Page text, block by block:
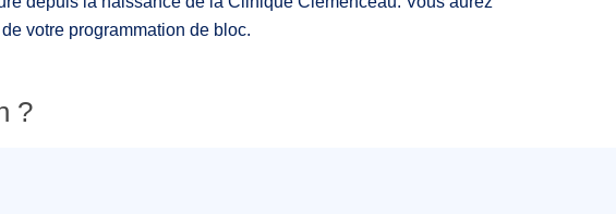
votre programmation de bloc.
?